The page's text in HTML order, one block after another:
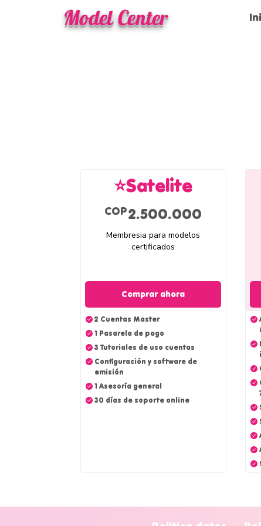
Model Center
⭐Satelite
COP2.500.000
Membresia para modelos
certificados
Comprar ahora
2 Cuentas Master
1 Pasarela de pago
3 Tutoriales de uso cuentas
Configuración y software de
emisión
1 Asesoría general
30 días de soporte online